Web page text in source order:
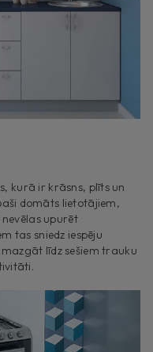
kurā ir krāsns, plīts un
domāts lietotājiem,
upurēt
tas sniedz iespēju
līdz sešiem trauku